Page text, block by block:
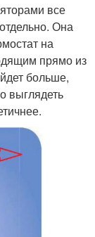
все
Она
на
прямо из
больше,
выглядеть